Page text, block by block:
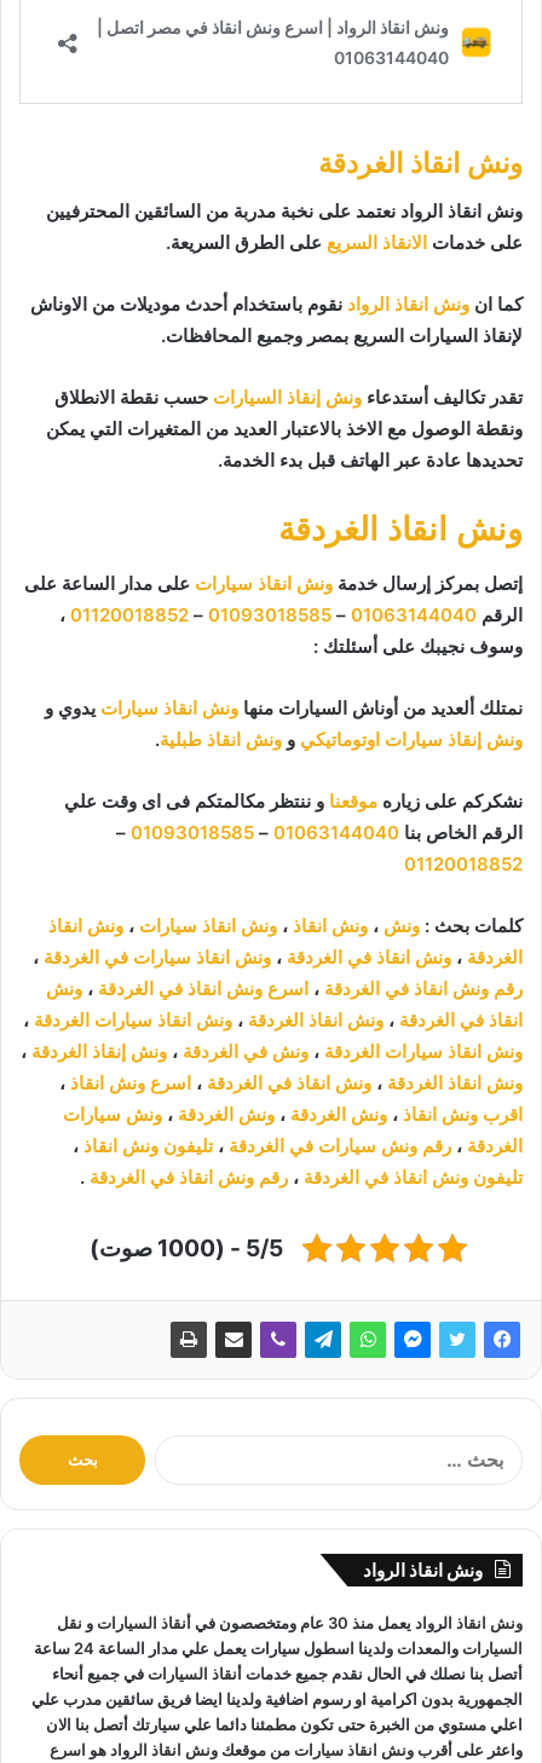
ونش انقاذ الغردقة
ونش انقاذ الرواد نعتمد على نخبة مدربة من السائقين المحترفيين
على خدمات الانقاذ السريع على الطرق السريعة.
كما ان ونش انقاذ الرواد نقوم باستخدام أحدث موديلات من الاوناش
لإنقاذ السيارات السريع بمصر وجميع المحافظات.
تقدر تكاليف أستدعاء ونش إنقاذ السيارات حسب نقطة الانطلاق
ونقطة الوصول مع الاخذ بالاعتبار العديد من المتغيرات التي يمكن
تحديدها عادة عبر الهاتف قبل بدء الخدمة.
ونش انقاذ الغردقة
إتصل بمركز إرسال خدمة ونش انقاذ سيارات على مدار الساعة على
الرقم 01063144040
–
01093018585
–
01120018852 ،
وسوف نجيبك على أسئلتك :
نمتلك ألعديد من أوناش السيارات منها ونش انقاذ سيارات يدوي و
ونش إنقاذ سيارات اوتوماتيكي و ونش انقاذ طبلية.
نشكركم على زياره موقعنا و ننتظر مكالمتكم فى اى وقت علي
الرقم الخاص بنا 01063144040
–
01093018585
–
01120018852
كلمات بحث : ونش ، ونش انقاذ ، ونش انقاذ سيارات ، ونش انقاذ
الغردقة ، ونش انقاذ في الغردقة ، ونش انقاذ سيارات في الغردقة ،
رقم ونش انقاذ في الغردقة ، اسرع ونش انقاذ في الغردقة ، ونش
انقاذ في الغردقة ، ونش انقاذ الغردقة ، ونش انقاذ سيارات الغردقة ،
ونش انقاذ سيارات الغردقة ، ونش في الغردقة ، ونش إنقاذ الغردقة ،
ونش انقاذ الغردقة ، ونش انقاذ في الغردقة ، اسرع ونش انقاذ ،
اقرب ونش انقاذ ، ونش الغردقة ، ونش الغردقة ، ونش سيارات
الغردقة ، رقم ونش سيارات في الغردقة ،تليفون ونش انقاذ ،
تليفون ونش انقاذ في الغردقة ، رقم ونش انقاذ في الغردقة .
5/5 - (1000 صوت)
:
ونش انقاذ الرواد
ونش انقاذ الرواد يعمل منذ 30 عام ومتخصصون في أنقاذ السياراتو نقل
السيارات
والمعدات ولدينا اسطول سيارات يعمل علي مدار الساعة 24 ساعة
أتصل بنا نصلك في الحال نقدم جميع خدماتأنقاذ السياراتفي جميع أنحاء
الجمهورية بدون اكرامية او رسوم اضافية ولدينا ايضا فريق سائقين مدرب علي
اعلي مستوي من الخبرة حتى تكون مطمئنا دائما علي سيارتك أتصل بنا الان
واعثر علىأقرب ونش انقاذ سياراتمن موقعك ونش انقاذ الرواد هو اسرع